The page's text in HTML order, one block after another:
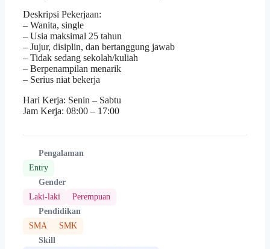
Deskripsi Pekerjaan:
– Wanita, single
– Usia maksimal 25 tahun
– Jujur, disiplin, dan bertanggung jawab
– Tidak sedang sekolah/kuliah
– Berpenampilan menarik
– Serius niat bekerja
Hari Kerja: Senin – Sabtu
Jam Kerja: 08:00 – 17:00
Pengalaman
Entry
Gender
Laki-laki
Perempuan
Pendidikan
SMA
SMK
Skill